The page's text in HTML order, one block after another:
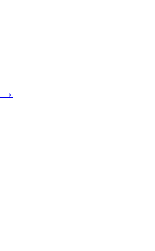
→